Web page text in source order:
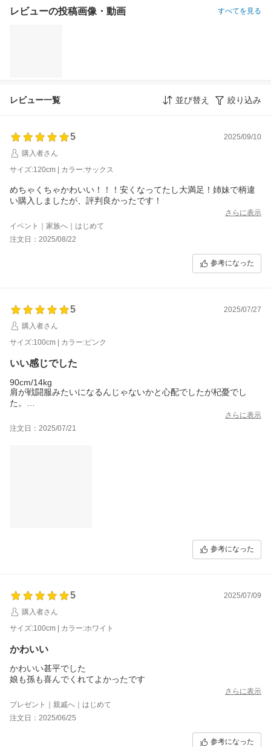
レビューの投稿画像・動画 すべてを見る
レビュー一覧 並び替え 絞り込み
5
2025/09/10
購入者さん
サイズ:120cm | カラー:サックス
めちゃくちゃかわいい！！！安くなってたし大満足！姉妹で柄違
い購入しましたが、評判良かったです！
さらに表示
イベント｜家族へ｜はじめて
注文日：2025/08/22
参考になった
5
2025/07/27
購入者さん
サイズ:100cm | カラー:ピンク
いい感じでした
90cm/14kg
肩が戦闘服みたいになるんじゃないかと心配でしたが杞憂でし
た。
袖が短かく涼しげでした、生地も柔らかくて良かったです。さらに表示
注文日：2025/07/21
参考になった
5
2025/07/09
購入者さん
サイズ:100cm | カラー:ホワイト
かわいい
かわいい甚平でした
娘も孫も喜んでくれてよかったです
さらに表示
プレゼント｜親戚へ｜はじめて
注文日：2025/06/25
参考になった